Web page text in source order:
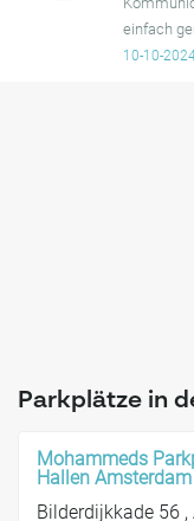
einfach
Uhrzeiten
10-10-
Parkplätze in
Mohammeds
Hallen Amsterdam
Bilderdijkkade 56